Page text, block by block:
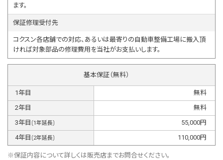
ます。
保証修理受付先
コクスン各店舗での対応、あるいは最寄りの自動車整備工場に搬入頂
ければ対象部品の修理費用を当社がお支払いします。
基本保証（無料）
1年目
無料
2年目
無料
3年目 (1年延長) 55,000円
4年目 (2年延長) 110,000円
※保証内容について詳しくは販売店までお問合せください。